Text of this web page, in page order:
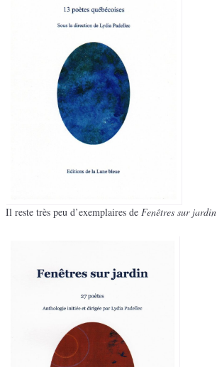
Il reste très peu d’exemplaires de Fenêtres sur jardin